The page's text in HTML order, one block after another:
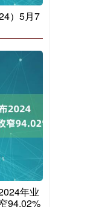
）5月7
年业
94.02%